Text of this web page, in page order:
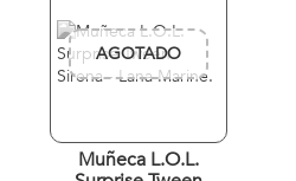
cm
AGOTADO
Muñeca L.O.L.